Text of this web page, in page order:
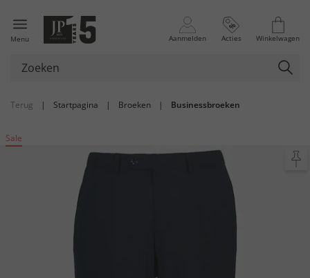
Menu Aanmelden Acties Winkelwagen
Terug | Startpagina | Broeken | Businessbroeken
Sale